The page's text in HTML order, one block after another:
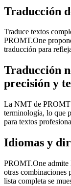
Traducción
Traduce textos
PROMT.One
traducción para
Traducción
precisión y
La NMT de PROMT
terminología, lo que
para textos
Idiomas y
PROMT.One admite
otras combinaciones
lista completa se